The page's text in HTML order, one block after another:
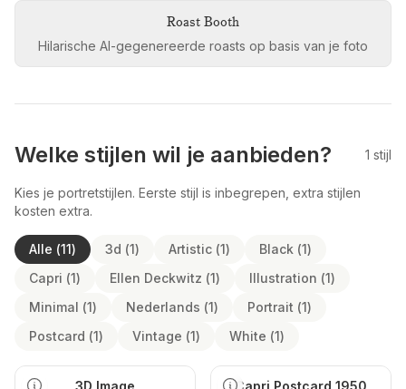
Roast Booth
Hilarische AI-gegenereerde roasts op basis van je foto
Welke stijlen wil je aanbieden? 1 stijl
Kies je portretstijlen. Eerste stijl is inbegrepen, extra stijlen
kosten extra.
Alle (11) 3d (1) Artistic (1) Black (1)
Capri (1) Ellen Deckwitz (1) Illustration (1)
Minimal (1) Nederlands (1) Portrait (1)
Postcard (1) Vintage (1) White (1)